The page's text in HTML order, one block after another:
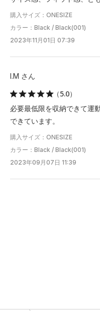
購入サイズ：ONESIZE
カラー：Black / Black(001)
2023年11月01日 07:39
I.M さん
（5.0）
必要最低限を収納できて運
できています。
購入サイズ：ONESIZE
カラー：Black / Black(001)
2023年09月07日 11:39